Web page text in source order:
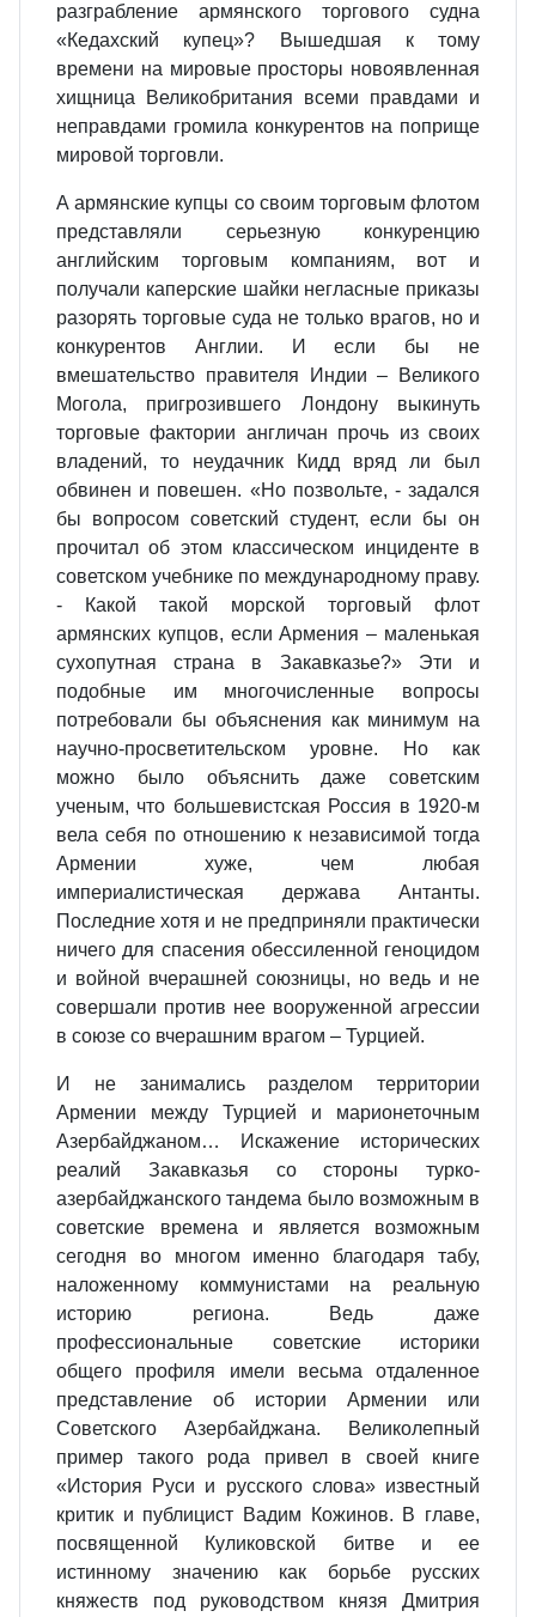
разграбление армянского торгового судна
«Кедахский купец»? Вышедшая к тому
времени на мировые просторы новоявленная
хищница Великобритания всеми правдами и
неправдами громила конкурентов на поприще
мировой торговли.
А армянские купцы со своим торговым флотом
представляли серьезную конкуренцию
английским торговым компаниям, вот и
получали каперские шайки негласные приказы
разорять торговые суда не только врагов, но и
конкурентов Англии. И если бы не
вмешательство правителя Индии – Великого
Могола, пригрозившего Лондону выкинуть
торговые фактории англичан прочь из своих
владений, то неудачник Кидд вряд ли был
обвинен и повешен. «Но позвольте, - задался
бы вопросом советский студент, если бы он
прочитал об этом классическом инциденте в
советском учебнике по международному праву.
- Какой такой морской торговый флот
армянских купцов, если Армения – маленькая
сухопутная страна в Закавказье?» Эти и
подобные им многочисленные вопросы
потребовали бы объяснения как минимум на
научно-просветительском уровне. Но как
можно было объяснить даже советским
ученым, что большевистская Россия в 1920-м
вела себя по отношению к независимой тогда
Армении хуже, чем любая
империалистическая держава Антанты.
Последние хотя и не предприняли практически
ничего для спасения обессиленной геноцидом
и войной вчерашней союзницы, но ведь и не
совершали против нее вооруженной агрессии
в союзе со вчерашним врагом – Турцией.
И не занимались разделом территории
Армении между Турцией и марионеточным
Азербайджаном… Искажение исторических
реалий Закавказья со стороны турко-
азербайджанского тандема было возможным в
советские времена и является возможным
сегодня во многом именно благодаря табу,
наложенному коммунистами на реальную
историю региона. Ведь даже
профессиональные советские историки
общего профиля имели весьма отдаленное
представление об истории Армении или
Советского Азербайджана. Великолепный
пример такого рода привел в своей книге
«История Руси и русского слова» известный
критик и публицист Вадим Кожинов. В главе,
посвященной Куликовской битве и ее
истинному значению как борьбе русских
княжеств под руководством князя Дмитрия